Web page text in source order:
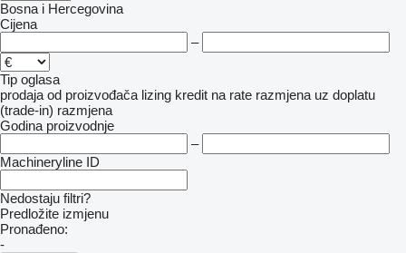
Bosna i Hercegovina
Cijena
–
Tip oglasa
prodaja od proizvođača lizing kredit na rate razmjena uz doplatu
(trade-in) razmjena
Godina proizvodnje
–
Machineryline ID
Nedostaju filtri?
Predložite izmjenu
Pronađeno:
-